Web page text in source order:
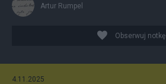
Artur Rumpel
Obserwuj notkę
4.11.2025